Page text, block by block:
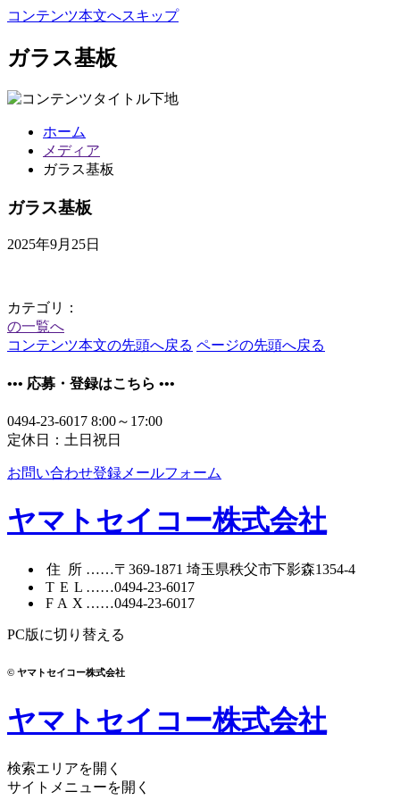
コンテンツ本文へスキップ
ガラス基板
ホーム
メディア
ガラス基板
ガラス基板
2025年9月25日
カテゴリ：
の一覧へ
コンテンツ本文の先頭へ戻る ページの先頭へ戻る
••• 応募・登録はこちら •••
0494-23-6017 8:00～17:00
定休日：土日祝日
お問い合わせ登録メールフォーム
ヤマトセイコー株式会社
住所……〒369-1871 埼玉県秩父市下影森1354-4
TEL……0494-23-6017
FAX……0494-23-6017
PC版に切り替える
© ヤマトセイコー株式会社
ヤマトセイコー株式会社
検索エリアを開く
サイトメニューを開く